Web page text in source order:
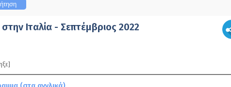
Ιταλία - Σεπτέμβριος 2022